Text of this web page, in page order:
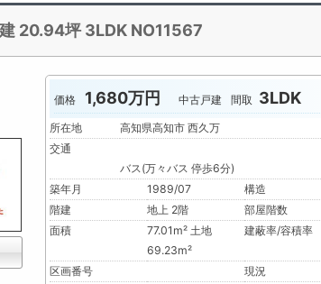
20.94坪 3LDK NO11567
価格 1,680万円 中古戸建 間取 3LDK
所在地
高知県高知市 西久万
交通
バス(万々バス 停歩6分)
築年月
1989/07
構造
階建
地上 2階
部屋階数
面積
77.01m² 土地
69.23m²
建蔽率/容積率
区画番号 現況